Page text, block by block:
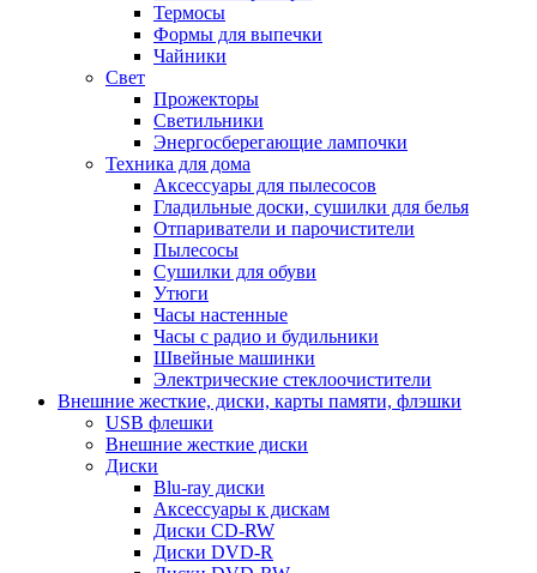
Термосы
Формы для выпечки
Чайники
Свет
Прожекторы
Светильники
Энергосберегающие лампочки
Техника для дома
Аксессуары для пылесосов
Гладильные доски, сушилки для белья
Отпариватели и парочистители
Пылесосы
Сушилки для обуви
Утюги
Часы настенные
Часы с радио и будильники
Швейные машинки
Электрические стеклоочистители
Внешние жесткие, диски, карты памяти, флэшки
USB флешки
Внешние жесткие диски
Диски
Blu-ray диски
Аксессуары к дискам
Диски CD-RW
Диски DVD-R